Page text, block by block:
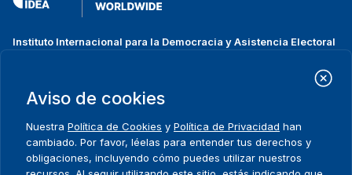
Instituto Internacional para la Democracia y Asistencia Electoral
Strömsborgsbron 1
SE-103 34 Estocolmo
Suecia
Teléfono
+46 8 698 37 00
Aviso de cookies
Nuestra Política de Cookies y Política de Privacidad han
cambiado. Por favor, léelas para entender tus derechos y
obligaciones, incluyendo cómo puedes utilizar nuestros